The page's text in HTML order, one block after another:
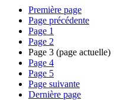
Première page
Page précédente
Page 1
Page 2
Page 3 (page actuelle)
Page 4
Page 5
Page suivante
Dernière page